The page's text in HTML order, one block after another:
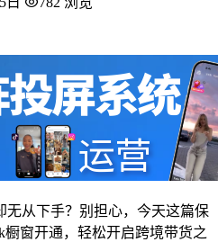
无从下手？别担心，今天这篇保
窗开通，轻松开启跨境带货之